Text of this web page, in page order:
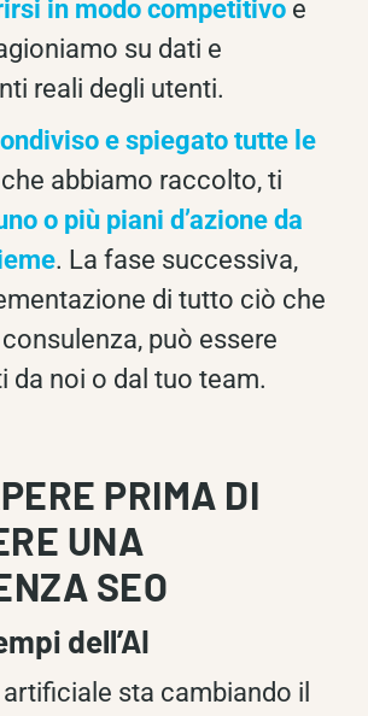
in modo competitivo e
su dati e
reali degli utenti.
e spiegato tutte le
che abbiamo raccolto, ti
o più piani d’azione da
. La fase successiva,
di tutto ciò che
può essere
da noi o dal tuo team.
PRIMA DI
UNA
SEO
dell’AI
artificiale sta cambiando il